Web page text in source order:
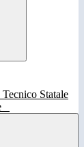
Statale